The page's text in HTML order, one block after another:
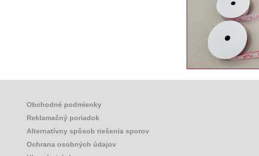
Obchodné podmienky
Reklamačný poriadok
Alternatívny spôsob riešenia sporov
Ochrana osobných údajov